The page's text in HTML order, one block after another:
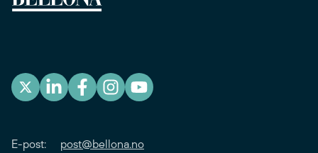
E-post: post@bellona.no